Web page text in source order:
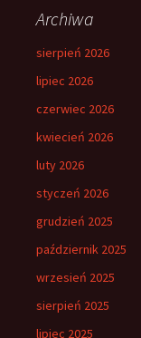
Archiwa
sierpień 2026
lipiec 2026
czerwiec 2026
kwiecień 2026
luty 2026
styczeń 2026
grudzień 2025
październik 2025
wrzesień 2025
sierpień 2025
lipiec 2025